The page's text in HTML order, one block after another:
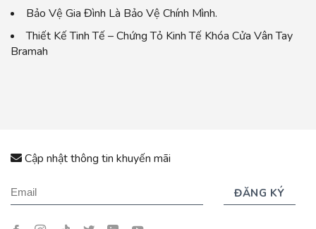
Bảo Vệ Gia Đình Là Bảo Vệ Chính Mình.
Thiết Kế Tinh Tế – Chứng Tỏ Kinh Tế Khóa Cửa Vân Tay
Bramah
Cập nhật thông tin khuyến mãi